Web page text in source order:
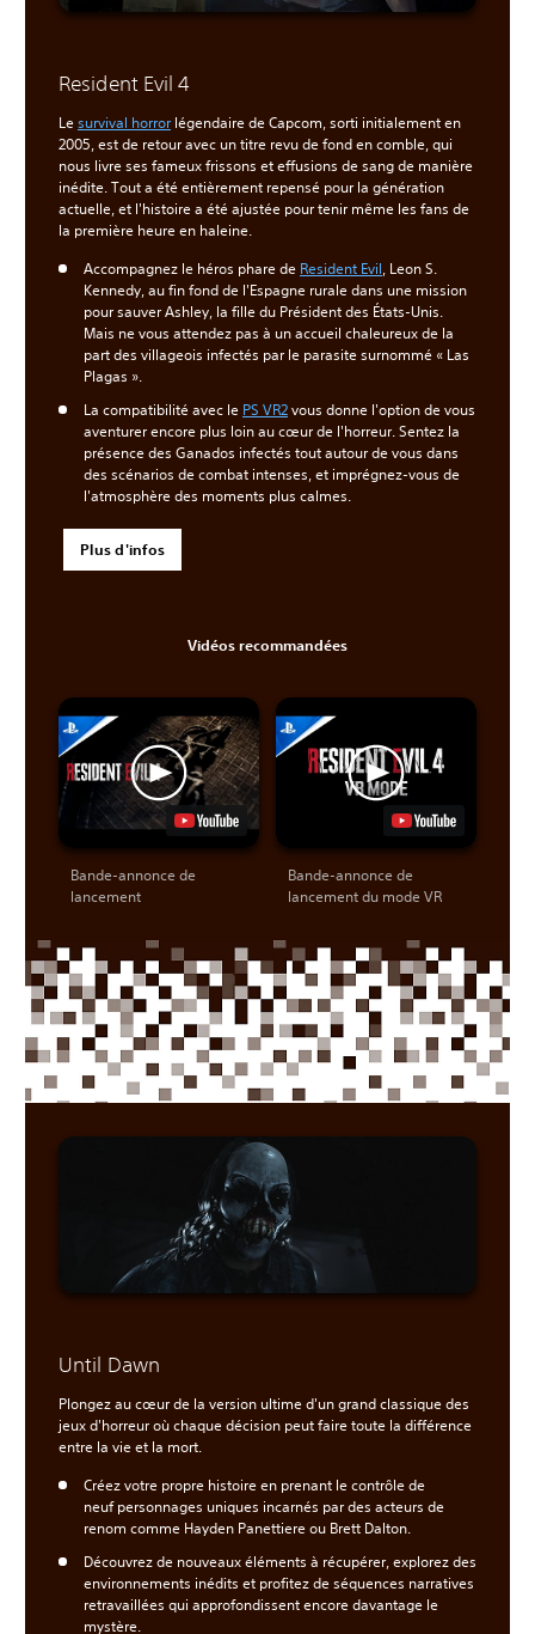
Resident Evil 4
Lesurvival horror légendaire de Capcom, sorti initialement en
2005, est de retour avec un titre revu de fond en comble, qui
nous livre ses fameux frissons et effusions de sang de manière
inédite. Tout a été entièrement repensé pour la génération
actuelle, et l'histoire a été ajustée pour tenir même les fans de
la première heure en haleine.
Accompagnez le héros phare de Resident Evil, Leon S.
Kennedy, au fin fond de l'Espagne rurale dans une mission
pour sauver Ashley, la fille du Président des États-Unis.
Mais ne vous attendez pas à un accueil chaleureux de la
part des villageois infectés par le parasite surnommé « Las
Plagas ».
La compatibilité avec le PS VR2vous donne l'option de vous
aventurer encore plus loin au cœur de l'horreur. Sentez la
présence des Ganados infectés tout autour de vous dans
des scénarios de combat intenses, et imprégnez-vous de
l'atmosphère des moments plus calmes.
Plus d'infos
Vidéos recommandées
Bande-annonce de
lancement
Bande-annonce de
lancement du mode VR
Until Dawn
Plongez au cœur de la version ultime d'un grand classique des
jeux d'horreur où chaque décision peut faire toute la différence
entre la vie et la mort.
Créez votre propre histoire en prenant le contrôle de
neuf personnages uniques incarnés par des acteurs de
renom comme Hayden Panettiere ou Brett Dalton.
Découvrez de nouveaux éléments à récupérer, explorez des
environnements inédits et profitez de séquences narratives
retravaillées qui approfondissent encore davantage le
mystère.